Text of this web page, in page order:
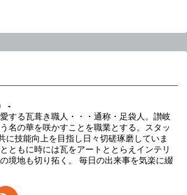
-
する瓦葺き職人・・・通称・足袋人。讃岐
名の華を咲かすことを職業とする。スタッ
に技能向上を目指し日々切磋琢磨していま
ともに時には瓦をアートととらえインテリ
境地も切り拓く。 毎日の出来事を気楽に綴